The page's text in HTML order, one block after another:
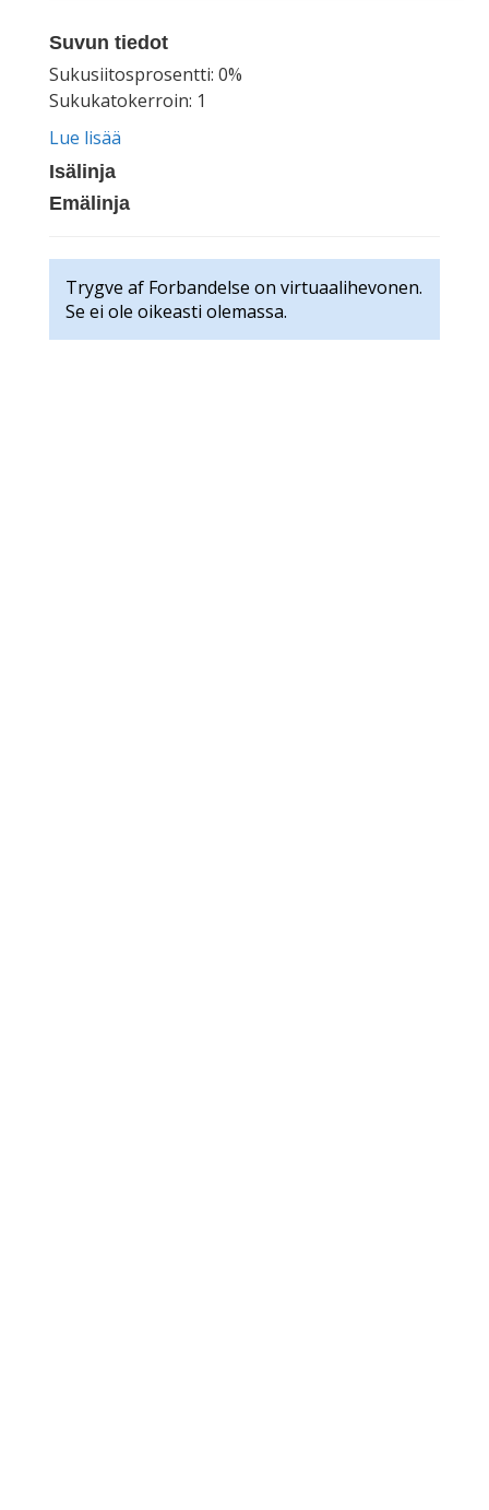
Suvun tiedot
Sukusiitosprosentti: 0%
Sukukatokerroin: 1
Lue lisää
Isälinja
Emälinja
Trygve af Forbandelse on virtuaalihevonen.
Se ei ole oikeasti olemassa.